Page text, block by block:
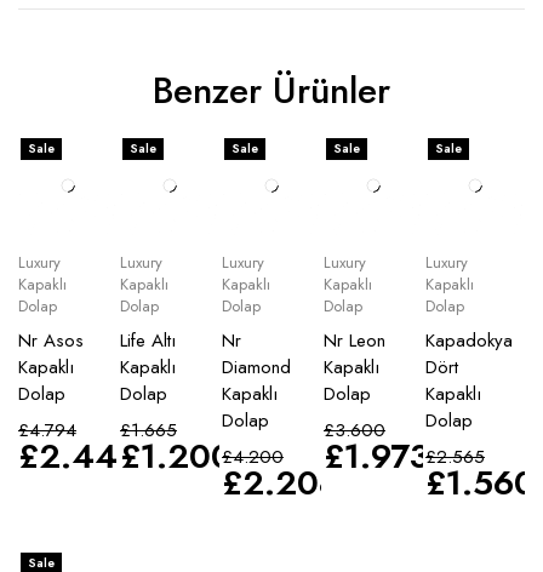
Benzer Ürünler
Sale
Luxury
Kapaklı
Dolap
Nr Asos
Kapaklı
Dolap
£4.794
£2.445
Sale
Luxury
Kapaklı
Dolap
Life Altı
Kapaklı
Dolap
£1.665
£1.200
Sale
Luxury
Kapaklı
Dolap
Nr
Diamond
Kapaklı
Dolap
£4.200
£2.208
Sale
Luxury
Kapaklı
Dolap
Nr Leon
Kapaklı
Dolap
£3.600
£1.973
Sale
Luxury
Kapaklı
Dolap
Kapadokya
Dört
Kapaklı
Dolap
£2.565
£1.560
Sale